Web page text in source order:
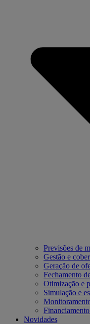
Previsões de
Gestão e
Geração de
Fechamento
Otimização e
Simulação e
Novidades